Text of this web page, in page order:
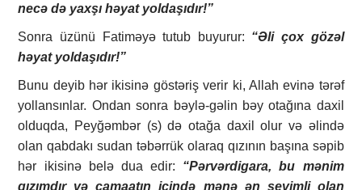
necə də yaxşı həyat yoldaşıdır!”
Sonra üzünü Fatiməyə tutub buyurur: “Əli çox gözəl
həyat yoldaşıdır!”
Bunu deyib hər ikisinə göstəriş verir ki, Allah evinə tərəf
yollansınlar. Ondan sonra bəylə-gəlin bəy otağına daxil
olduqda, Peyğəmbər (s) də otağa daxil olur və əlində
olan qabdakı sudan təbərrük olaraq qızının başına səpib
hər ikisinə belə dua edir: “Pərvərdigara, bu mənim
qızımdır və camaatın içində mənə ən sevimli olan